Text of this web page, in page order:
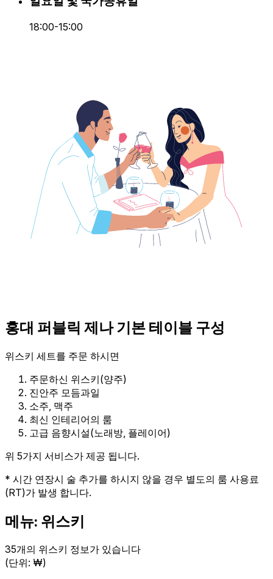
18:00-15:00
홍대 퍼블릭 제나 기본 테이블 구성
위스키 세트를 주문 하시면
주문하신 위스키(양주)
진안주 모듬과일
소주, 맥주
최신 인테리어의 룸
고급 음향시설(노래방, 플레이어)
위 5가지 서비스가 제공 됩니다.
* 시간 연장시 술 추가를 하시지 않을 경우 별도의 룸 사용료
(RT)가 발생 합니다.
메뉴: 위스키
35개의 위스키 정보가 있습니다
(단위: ₩)